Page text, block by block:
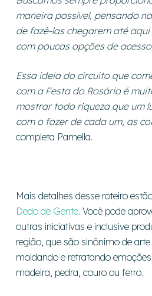
maneira possível, pensando
de fazê-las chegarem até
com poucas opções de
Essa ideia do circuito que
com a Festa do Rosário é
mostrar todo riqueza que um
com o fazer de cada um, as
completa Pamella.
Mais detalhes desse roteiro
Dedo de Gente. Você pode
outras iniciativas e inclusive
região, que são sinônimo de
moldando e retratando
madeira, pedra, couro ou ferro.